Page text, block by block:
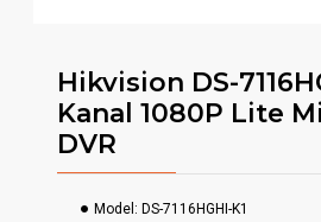
Hikvision DS-
Kanal 1080P Lite
DVR
Model: DS-7116HGHI-K1